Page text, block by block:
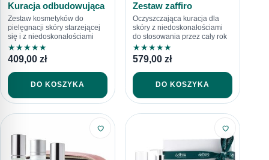
Kuracja odbudowująca
Zestaw kosmetyków do
pielęgnacji skóry starzejącej
się i z niedoskonałościami
★★★★★
409,00 zł
DO KOSZYKA
Zestaw zaffiro
Oczyszczająca kuracja dla
skóry z niedoskonałościami
do stosowania przez cały rok
★★★★★
579,00 zł
DO KOSZYKA